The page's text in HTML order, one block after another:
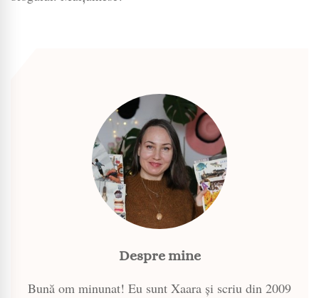
Despre mine
Bună om minunat! Eu sunt Xaara și scriu din 2009